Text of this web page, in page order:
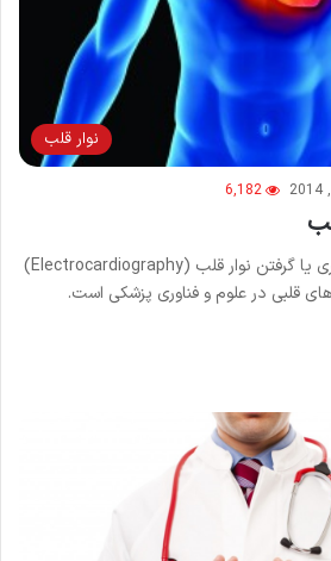
نوار قلب
6,182
الکتروکاردیوگرافی یا قلب‌نگاری یا گرفتن نوار قلب (Electrocardiography)
در علوم و فناوری پزشکی است.